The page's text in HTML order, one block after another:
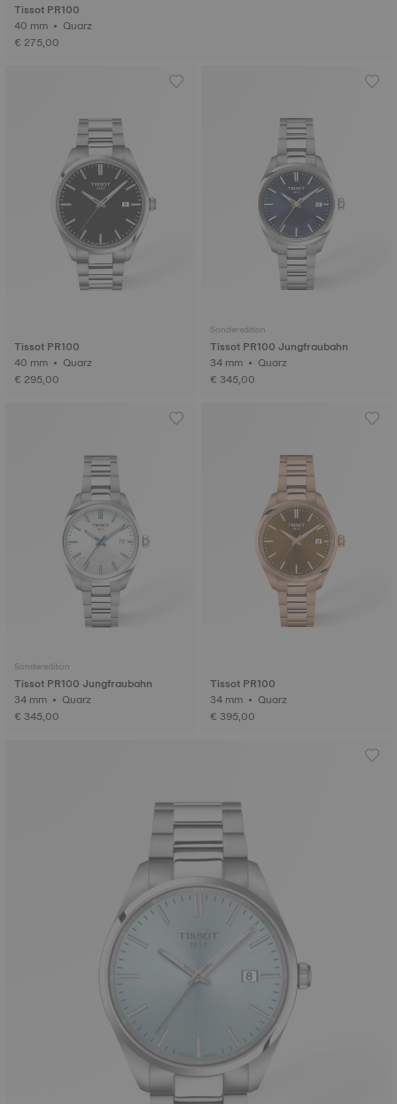
Tissot PR100
40 mm • Quarz
€ 275,00
Tissot PR100
40 mm • Quarz
€ 295,00
Sonderedition
Tissot PR100 Jungfraubahn
34 mm • Quarz
€ 345,00
Sonderedition
Tissot PR100 Jungfraubahn
34 mm • Quarz
€ 345,00
Tissot PR100
34 mm • Quarz
€ 395,00